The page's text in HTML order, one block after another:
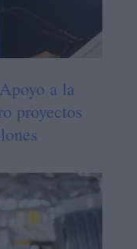
a la
proyectos